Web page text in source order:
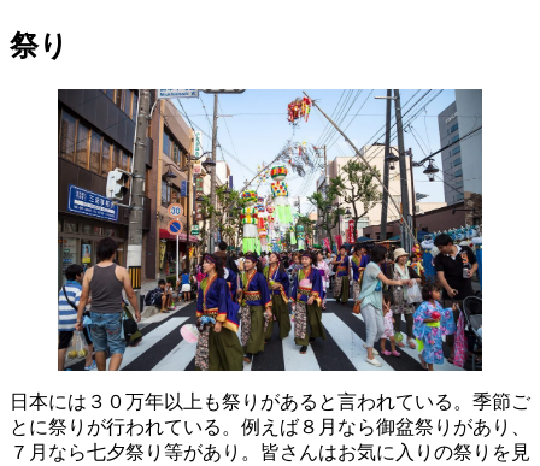
祭り
日本には３０万年以上も祭りがあると言われている。季節ご
とに祭りが行われている。例えば８月なら御盆祭りがあり、
７月なら七夕祭り等があり。皆さんはお気に入りの祭りを見